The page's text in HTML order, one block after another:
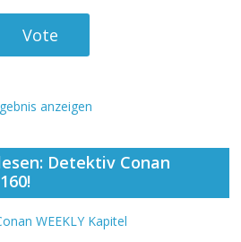
anzeigen
Detektiv Conan